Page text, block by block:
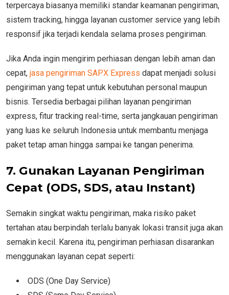
terpercaya biasanya memiliki standar keamanan pengiriman,
sistem tracking, hingga layanan customer service yang lebih
responsif jika terjadi kendala selama proses pengiriman.
Jika Anda ingin mengirim perhiasan dengan lebih aman dan
cepat, jasa pengiriman SAPX Express dapat menjadi solusi
pengiriman yang tepat untuk kebutuhan personal maupun
bisnis. Tersedia berbagai pilihan layanan pengiriman
express, fitur tracking real-time, serta jangkauan pengiriman
yang luas ke seluruh Indonesia untuk membantu menjaga
paket tetap aman hingga sampai ke tangan penerima.
7. Gunakan Layanan Pengiriman
Cepat (ODS, SDS, atau Instant)
Semakin singkat waktu pengiriman, maka risiko paket
tertahan atau berpindah terlalu banyak lokasi transit juga akan
semakin kecil. Karena itu, pengiriman perhiasan disarankan
menggunakan layanan cepat seperti:
ODS (One Day Service)